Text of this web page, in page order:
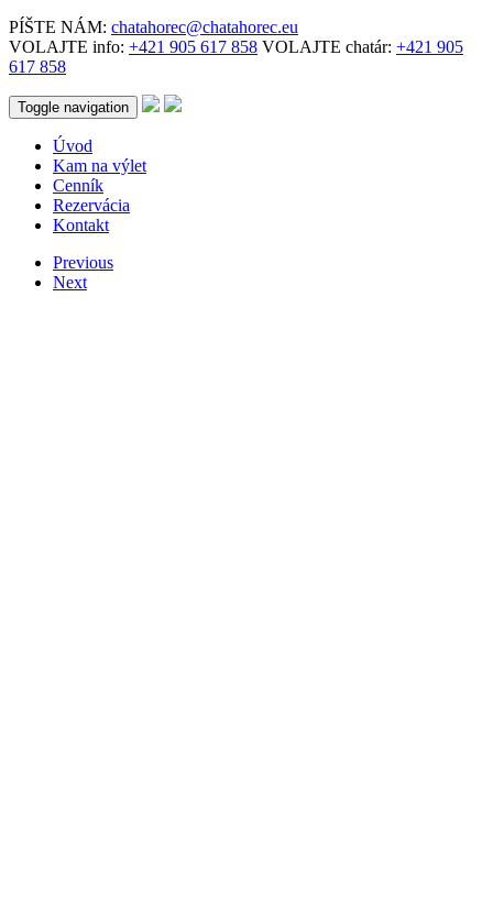
PÍŠTE NÁM: chatahorec@chatahorec.eu
VOLAJTE info: +421 905 617 858 VOLAJTE chatár: +421 905
617 858
Toggle navigation
Úvod
Kam na výlet
Cenník
Rezervácia
Kontakt
Previous
Next